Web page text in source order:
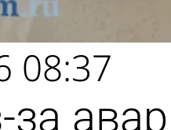
08:37
за